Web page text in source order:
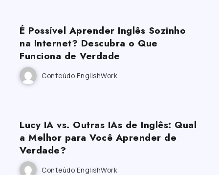
É Possível Aprender Inglês Sozinho
na Internet? Descubra o Que
Funciona de Verdade
Conteúdo EnglishWork
Lucy IA vs. Outras IAs de Inglês: Qual
a Melhor para Você Aprender de
Verdade?
Conteúdo EnglishWork